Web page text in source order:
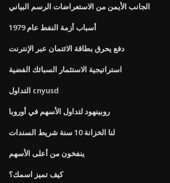
الجانب الأيمن من الاستعراضات الرسم البياني
أسباب أزمة النفط عام 1979
دفع يحرق بطاقة الائتمان عبر الإنترنت
استراتيجية الاستثمار السبائك الفضية
التداول cnyusd
روبينهود لتداول الأسهم في أوروبا
لنا الخزانة 10 سنة شريط السندات
ينفخون من أعلى الأسهم
كيف تميز اسمك؟